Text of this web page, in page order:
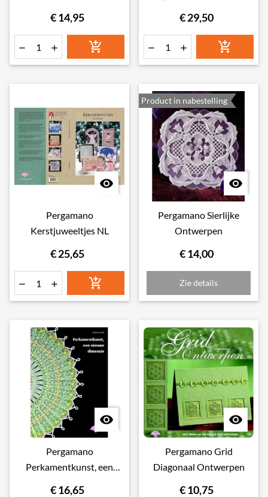
€ 14,95
  
€ 29,50
  

Pergamano
Kerstjuweeltjes NL
€ 25,65
  
Product in nabestelling

Pergamano Sierlijke
Ontwerpen
€ 14,00
Zie details

Pergamano
Perkamentkunst, een
€ 16,65

Pergamano Grid
Diagonaal Ontwerpen
€ 10,75